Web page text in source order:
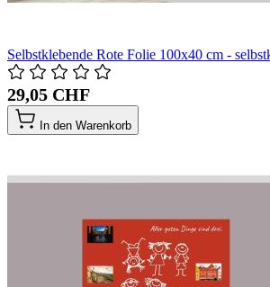
Selbstklebende Rote Folie 100x40 cm -
29,05 CHF
In den Warenkorb